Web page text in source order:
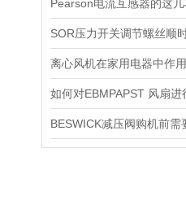
离心风机在家用电器中作用